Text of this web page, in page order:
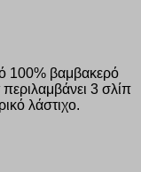
100% βαμβακερό
3 σλίπ
λάστιχο.